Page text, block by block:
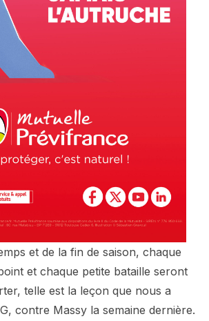
et de la fin de saison, chaque
et chaque petite bataille seront
telle est la leçon que nous a
contre Massy la semaine dernière.